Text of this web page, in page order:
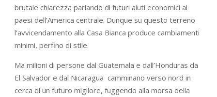
brutale chiarezza parlando di futuri aiuti economici ai
paesi dell’America centrale. Dunque su questo terreno
l’avvicendamento alla Casa Bianca produce cambiamenti
minimi, perfino di stile.
Ma milioni di persone dal Guatemala e dall’Honduras da
El Salvador e dal Nicaragua camminano verso nord in
cerca di un futuro migliore, fuggendo alla morsa della